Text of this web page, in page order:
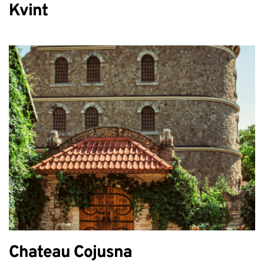
Kvint
Chateau Cojusna